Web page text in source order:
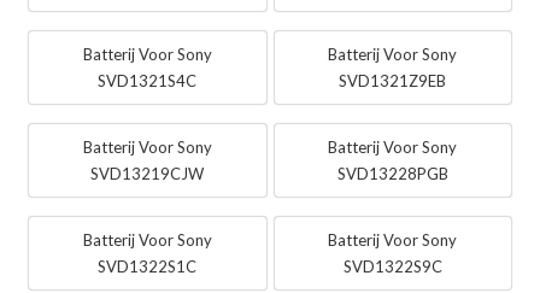
Batterij Voor Sony
SVD1321S4C
Batterij Voor Sony
SVD1321Z9EB
Batterij Voor Sony
SVD13219CJW
Batterij Voor Sony
SVD13228PGB
Batterij Voor Sony
SVD1322S1C
Batterij Voor Sony
SVD1322S9C